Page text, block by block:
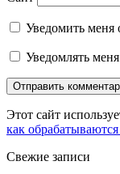
Уведомить меня
Уведомлять
Этот сайт
как
Свежие записи